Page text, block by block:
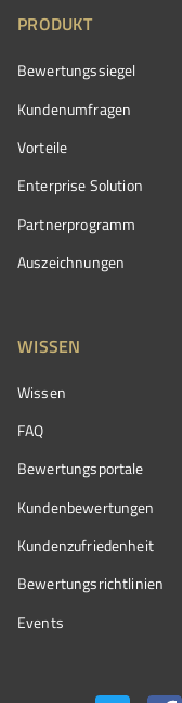
PRODUKT
Bewertungssiegel
Kundenumfragen
Vorteile
Enterprise Solution
Partnerprogramm
Auszeichnungen
WISSEN
Wissen
FAQ
Bewertungsportale
Kundenbewertungen
Kundenzufriedenheit
Bewertungs­richtlinien
Events